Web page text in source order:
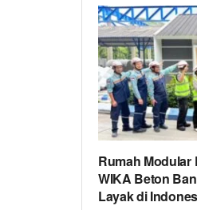
Rumah Modular
WIKA Beton
Layak di